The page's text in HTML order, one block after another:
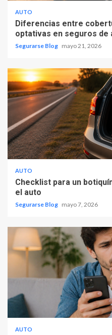
AUTO
Diferencias entre
optativas en seguros de
Segurarse Blog mayo 21, 2026
AUTO
Checklist para un
el auto
Segurarse Blog mayo 7, 2026
AUTO